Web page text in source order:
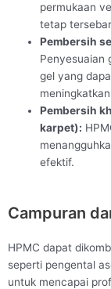
permukaan
tetap
Pembersih
Penyesuaian
gel yang
Pembersih
karpet):
efektif.
Campuran
HPMC dapat
seperti pengental
untuk mencapai